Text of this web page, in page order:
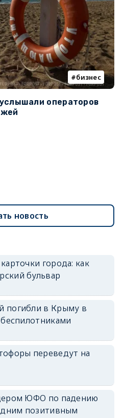
бизнес
операторов
новость
города: как
бульвар
погибли в Крыму в
переведут на
ЮФО по падению
позитивным